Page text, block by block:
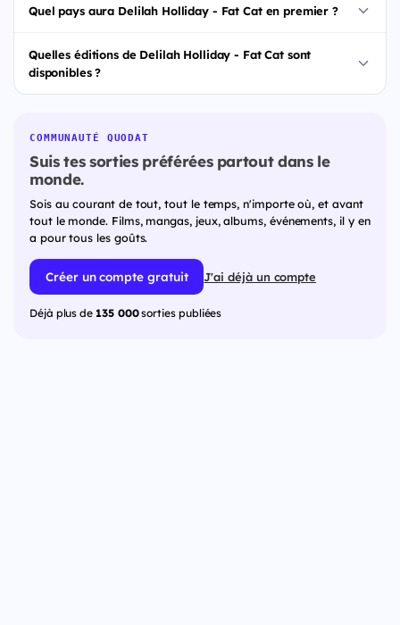
Quel pays aura Delilah Holliday - Fat Cat en premier ?
Quelles éditions de Delilah Holliday - Fat Cat sont
disponibles ?
COMMUNAUTÉ QUODAT
Suis tes sorties préférées partout dans le
monde.
Sois au courant de tout, tout le temps, n'importe où, et avant
tout le monde. Films, mangas, jeux, albums, événements, il y en
a pour tous les goûts.
Créer un compte gratuit J'ai déjà un compte
Déjà plus de 135 000sorties publiées